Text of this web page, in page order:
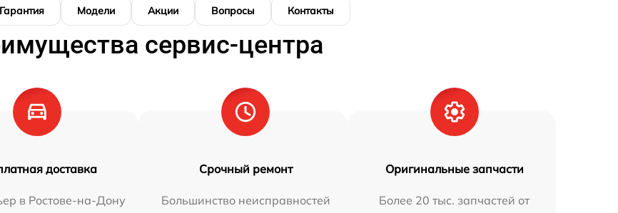
Гарантия Модели Акции Вопросы Контакты
сервис-центра
доставка
в Ростове-на-Дону
Срочный ремонт
Большинство неисправностей
Оригинальные запчасти
Более 20 тыс. запчастей от